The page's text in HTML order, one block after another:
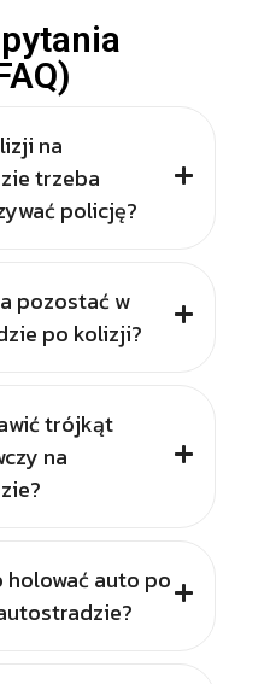
na
trzeba
policję?
pozostać w
po kolizji?
trójkąt
na
holować auto po